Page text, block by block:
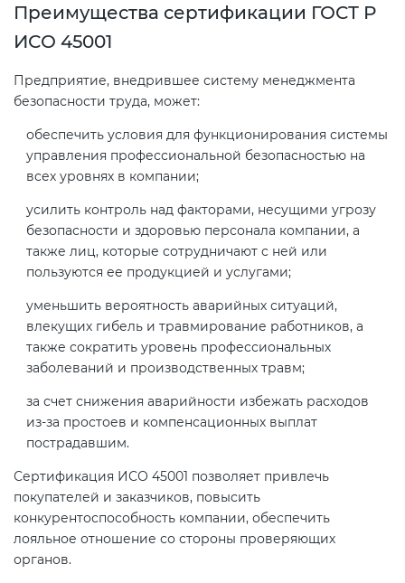
Преимущества сертификации ГОСТ Р
ИСО 45001
Предприятие, внедрившее систему менеджмента
безопасности труда, может:
обеспечить условия для функционирования системы
управления профессиональной безопасностью на
всех уровнях в компании;
усилить контроль над факторами, несущими угрозу
безопасности и здоровью персонала компании, а
также лиц, которые сотрудничают с ней или
пользуются ее продукцией и услугами;
уменьшить вероятность аварийных ситуаций,
влекущих гибель и травмирование работников, а
также сократить уровень профессиональных
заболеваний и производственных травм;
за счет снижения аварийности избежать расходов
из-за простоев и компенсационных выплат
пострадавшим.
Сертификация ИСО 45001 позволяет привлечь
покупателей и заказчиков, повысить
конкурентоспособность компании, обеспечить
лояльное отношение со стороны проверяющих
органов.